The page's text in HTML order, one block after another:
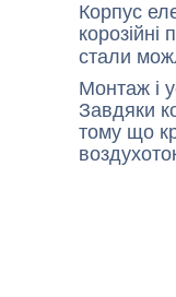
Корпус
стали
Монтаж і
Завдяки
тому що